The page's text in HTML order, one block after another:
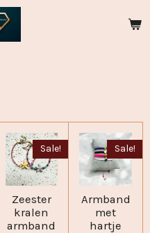
Sale!
Zeester
kralen
armband
Sale!
Armband
met
hartje